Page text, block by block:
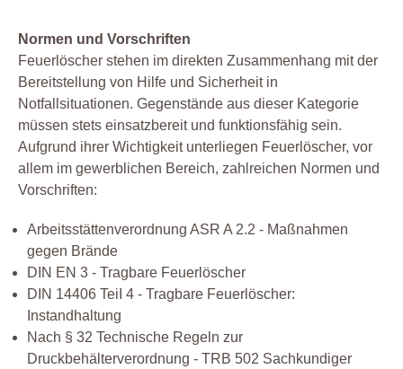
Normen und Vorschriften
Feuerlöscher stehen im direkten Zusammenhang mit der
Bereitstellung von Hilfe und Sicherheit in
Notfallsituationen. Gegenstände aus dieser Kategorie
müssen stets einsatzbereit und funktionsfähig sein.
Aufgrund ihrer Wichtigkeit unterliegen Feuerlöscher, vor
allem im gewerblichen Bereich, zahlreichen Normen und
Vorschriften:
Arbeitsstättenverordnung ASR A 2.2 - Maßnahmen
gegen Brände
DIN EN 3 - Tragbare Feuerlöscher
DIN 14406 TeiI 4 - Tragbare Feuerlöscher:
Instandhaltung
Nach § 32 Technische Regeln zur
Druckbehälterverordnung - TRB 502 Sachkundiger